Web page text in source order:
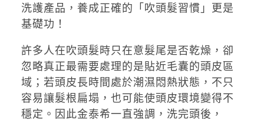
洗護產品，養成正確的「吹頭髮習慣」更是
基礎功！
許多人在吹頭髮時只在意髮尾是否乾燥，卻
忽略真正最需要處理的是貼近毛囊的頭皮區
域；若頭皮長時間處於潮濕悶熱狀態，不只
容易讓髮根扁塌，也可能使頭皮環境變得不
穩定。因此金泰希一直強調，洗完頭後，